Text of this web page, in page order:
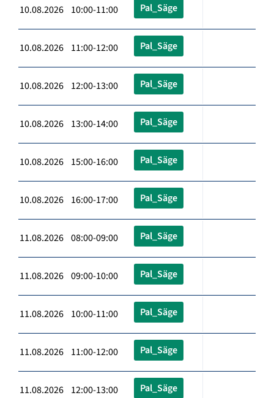
10.08.2026 10:00-11:00 Pal_Säge
10.08.2026 11:00-12:00 Pal_Säge
10.08.2026 12:00-13:00 Pal_Säge
10.08.2026 13:00-14:00 Pal_Säge
10.08.2026 15:00-16:00 Pal_Säge
10.08.2026 16:00-17:00 Pal_Säge
11.08.2026 08:00-09:00 Pal_Säge
11.08.2026 09:00-10:00 Pal_Säge
11.08.2026 10:00-11:00 Pal_Säge
11.08.2026 11:00-12:00 Pal_Säge
11.08.2026 12:00-13:00 Pal_Säge